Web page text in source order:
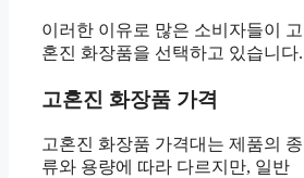
이러한 이유로 많은 소비자들이 고
혼진 화장품을 선택하고 있습니다.
고혼진 화장품 가격
고혼진 화장품 가격대는 제품의 종
류와 용량에 따라 다르지만, 일반